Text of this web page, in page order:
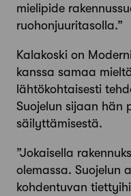
mielipide
ruohonjuuritasolla.”
Kalakoski on
kanssa samaa
lähtökohtaisesti
Suojelun sijaan hän
säilyttämisestä.
”Jokaisella
olemassa. Suojelun
kohdentuvan